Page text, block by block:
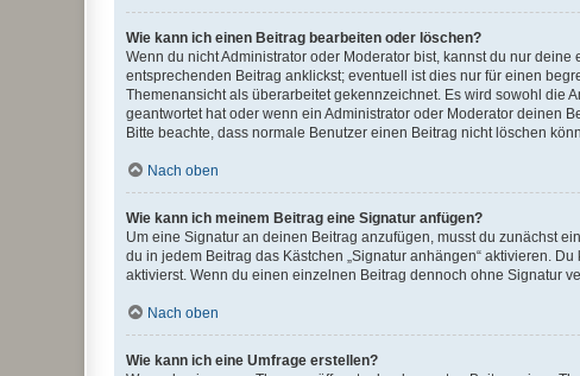
Wie kann ich einen Beitrag bearbeiten oder löschen?
Wenn du nicht Administrator oder Moderator bist, kannst du nur
entsprechenden Beitrag anklickst; eventuell ist dies nur für einen
Themenansicht als überarbeitet gekennzeichnet. Es wird sowohl die
geantwortet hat oder wenn ein Administrator oder Moderator deinen
Bitte beachte, dass normale Benutzer einen Beitrag nicht löschen
Nach oben
Wie kann ich meinem Beitrag eine Signatur anfügen?
Um eine Signatur an deinen Beitrag anzufügen, musst du zunächst
du in jedem Beitrag das Kästchen „Signatur anhängen“ aktivieren.
aktivierst. Wenn du einen einzelnen Beitrag dennoch ohne Signatur
Nach oben
Wie kann ich eine Umfrage erstellen?